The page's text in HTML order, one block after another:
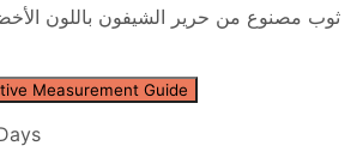
ثوب مصنوع من حرير الشيفون باللون
Measurement Guide